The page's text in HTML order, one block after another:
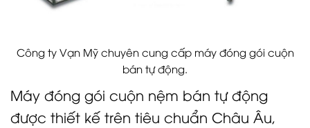
Công ty Vạn Mỹ chuyên cung cấp máy đóng gói cuộn
bán tự động.
Máy đóng gói cuộn nệm bán tự động
được thiết kế trên tiêu chuẩn Châu Âu,